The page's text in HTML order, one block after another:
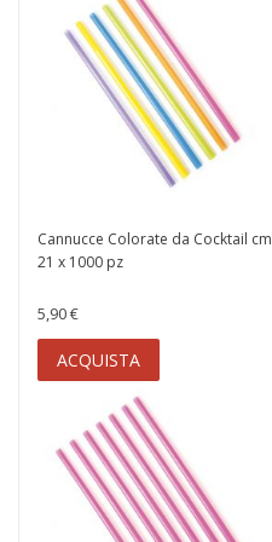
Cannucce Colorate da Cocktail cm
21 x 1000 pz
5,90 €
ACQUISTA